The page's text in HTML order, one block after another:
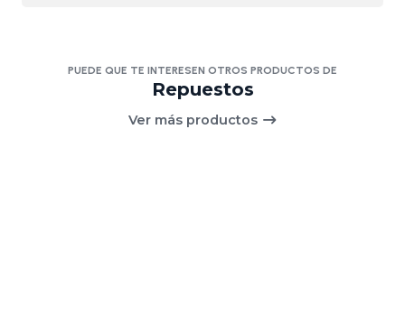
PUEDE QUE TE INTERESEN OTROS PRODUCTOS DE
Repuestos
Ver más productos